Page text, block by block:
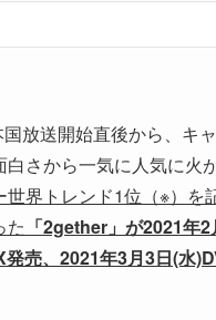
放送開始直後から、キ
白さから一気に人気に火
世界トレンド1位（※）を
た 「2gether」が2021年
売、2021年3月3日(水